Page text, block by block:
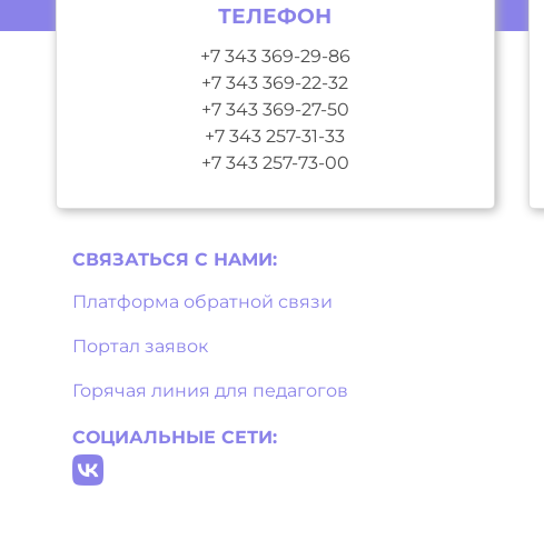
ТЕЛЕФОН
+7 343 369-29-86
+7 343 369-22-32
+7 343 369-27-50
+7 343 257-31-33
+7 343 257-73-00
СВЯЗАТЬСЯ С НAМИ:
Платформа обратной связи
Портал заявок
Горячая линия для педагогов
СОЦИАЛЬНЫЕ СЕТИ: